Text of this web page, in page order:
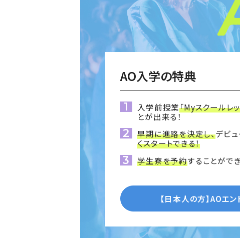
AO入学の特典
入学前授業「Myスクールレ
とが出来る！
早期に進路を決定し、デビ
くスタートできる！
学生寮を予約することができ
【日本人の方】AOエン